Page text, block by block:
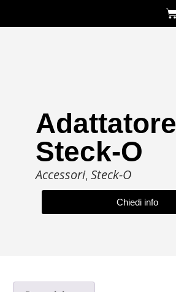
Adattatore
Steck-O
Accessori, Steck-O
Chiedi info